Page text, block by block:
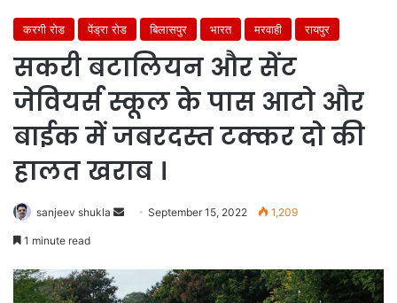
करगी रोड पेंड्रा रोड बिलासपुर भारत मरवाही रायपुर
सकरी बटालियन और सेंट
जेवियर्स स्कूल के पास आटो और
बाईक में जबरदस्त टक्कर दो की
हालत खराब ।
sanjeev shukla
SendSeptember 15, 2022 1,209
1 minute read